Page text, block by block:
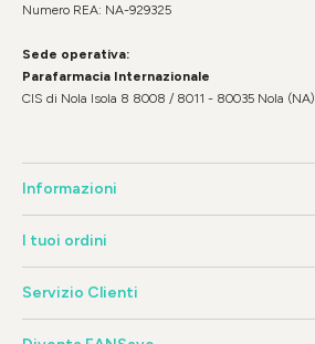
Numero REA: NA-929325
Sede operativa:
Parafarmacia Internazionale
CIS di Nola Isola 8 8008 / 8011 - 80035 Nola (NA)
Informazioni
I tuoi ordini
Servizio Clienti